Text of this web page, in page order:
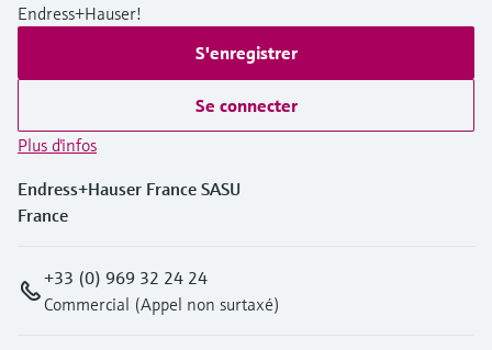
Endress+Hauser!
S'enregistrer
Se connecter
Plus d'infos
Endress+Hauser France SASU
France
+33 (0) 969 32 24 24
Commercial (Appel non surtaxé)